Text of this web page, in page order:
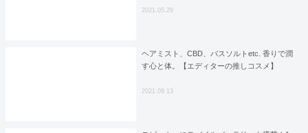
2021.05.29
ヘアミスト、CBD、バスソルトetc. 香りで潤
す心と体。【エディターの推しコスメ】
2021.09.13